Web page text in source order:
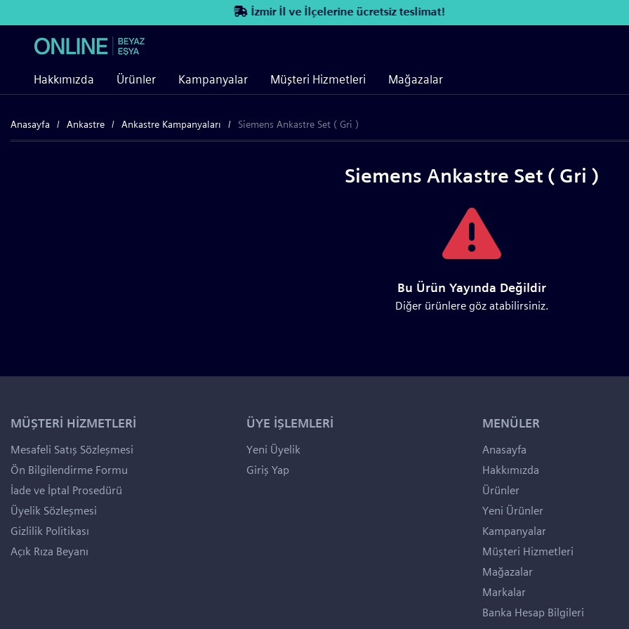
İzmir İl ve İlçelerine ücretsiz teslimat!
Hakkımızda Ürünler Kampanyalar Müşteri Hizmetleri Mağazalar
Anasayfa Ankastre Ankastre Kampanyaları Siemens Ankastre Set ( Gri )
Siemens Ankastre Set ( Gri )
Bu Ürün Yayında Değildir
Diğer ürünlere göz atabilirsiniz.
MÜŞTERİ HİZMETLERİ
Mesafeli Satış Sözleşmesi
Ön Bilgilendirme Formu
İade ve İptal Prosedürü
Üyelik Sözleşmesi
Gizlilik Politikası
Açık Rıza Beyanı
ÜYE İŞLEMLERİ
Yeni Üyelik
Giriş Yap
MENÜLER
Anasayfa
Hakkımızda
Ürünler
Yeni Ürünler
Kampanyalar
Müşteri Hizmetleri
Mağazalar
Markalar
Banka Hesap Bilgileri